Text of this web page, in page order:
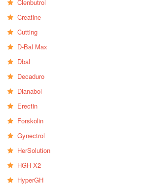
Clenbutrol
Creatine
Cutting
D-Bal Max
Dbal
Decaduro
Dianabol
Erectin
Forskolin
Gynectrol
HerSolution
HGH-X2
HyperGH